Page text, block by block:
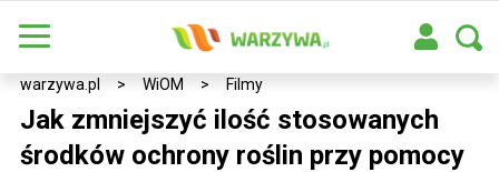
warzywa.pl > WiOM > Filmy
Jak zmniejszyć ilość stosowanych
środków ochrony roślin przy pomocy